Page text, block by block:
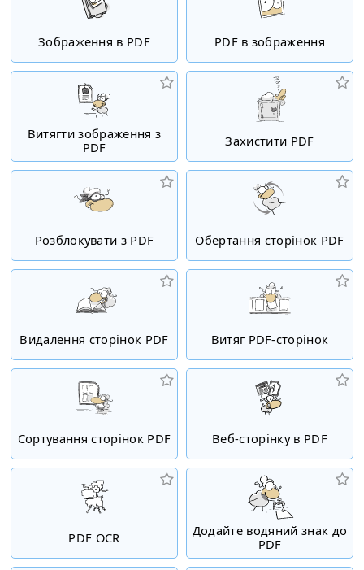
Зображення в PDF PDF в зображення
Витягти зображення з
PDF
Захистити PDF
Розблокувати з PDF Обертання сторінок PDF
Видалення сторінок PDF Витяг PDF-сторінок
Сортування сторінок PDF Веб-сторінку в PDF
PDF OCR
Додайте водяний знак до
PDF